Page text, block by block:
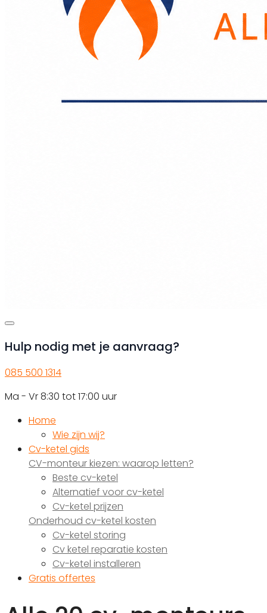
Hulp nodig met je aanvraag?
085 500 1314
Ma - Vr 8:30 tot 17:00 uur
Home
Wie zijn wij?
Cv-ketel gids
CV-monteur kiezen: waarop letten?
Beste cv-ketel
Alternatief voor cv-ketel
Cv-ketel prijzen
Onderhoud cv-ketel kosten
Cv-ketel storing
Cv ketel reparatie kosten
Cv-ketel installeren
Gratis offertes